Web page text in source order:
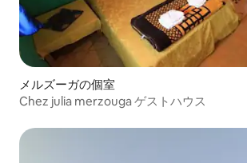
メルズーガの個室
Chez julia merzouga ゲストハウス